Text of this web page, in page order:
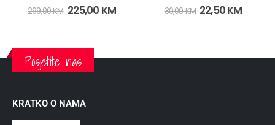
299,00KM 225,00 KM 30,00KM 22,50KM
Posjetite nas
KRATKO O NAMA